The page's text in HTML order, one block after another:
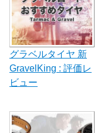
グラベルタイヤ 新
GravelKing : 評価レ
ビュー